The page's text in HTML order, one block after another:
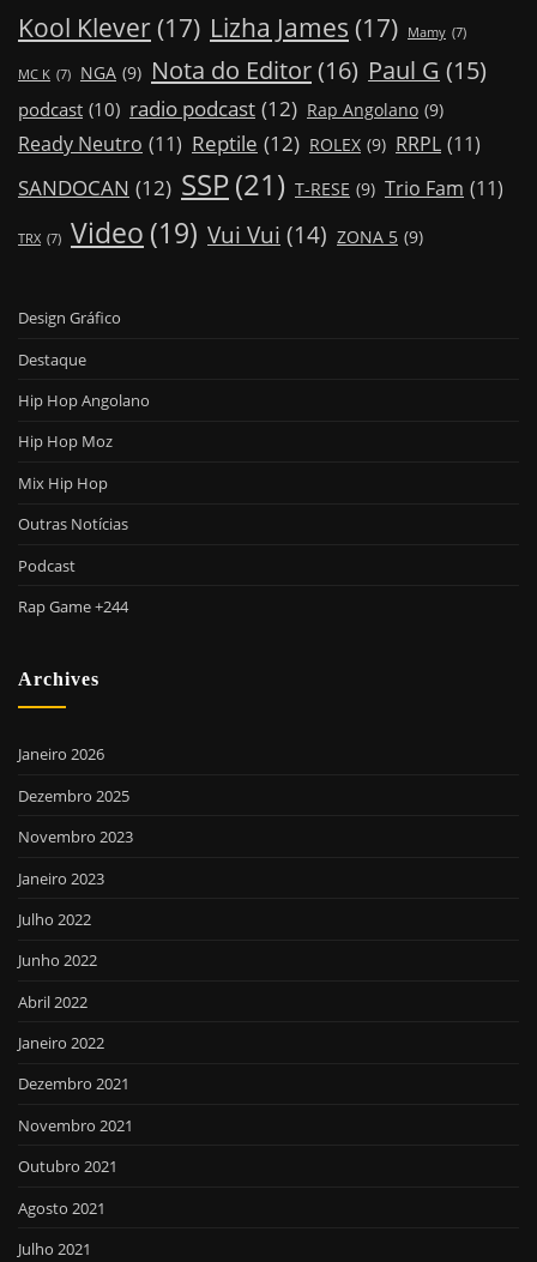
Kool Klever (17) Lizha James (17) Mamy (7)
MC K (7) NGA (9) Nota do Editor(16) Paul G (15)
podcast (10) radio podcast (12) Rap Angolano (9)
Ready Neutro (11) Reptile (12) ROLEX (9) RRPL (11)
SANDOCAN (12) SSP(21) T-RESE (9) Trio Fam (11)
TRX (7) Video (19) Vui Vui (14) ZONA 5 (9)
Design Gráfico
Destaque
Hip Hop Angolano
Hip Hop Moz
Mix Hip Hop
Outras Notícias
Podcast
Rap Game +244
Archives
Janeiro 2026
Dezembro 2025
Novembro 2023
Janeiro 2023
Julho 2022
Junho 2022
Abril 2022
Janeiro 2022
Dezembro 2021
Novembro 2021
Outubro 2021
Agosto 2021
Julho 2021